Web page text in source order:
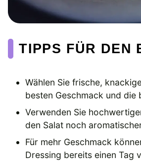
TIPPS FÜR DEN
Wählen Sie frische,
besten Geschmack und die
Verwenden Sie
den Salat noch
Für mehr Geschmack
Dressing bereits einen Tag